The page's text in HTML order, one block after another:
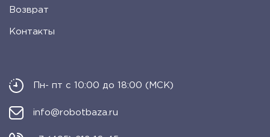
Возврат
Контакты
Пн- пт с 10:00 до 18:00 (МСК)
info@robotbaza.ru